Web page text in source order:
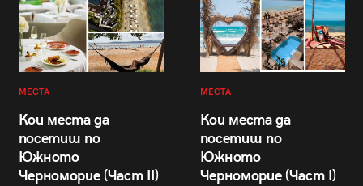
МЕСТА
Кои места да
посетиш по
Южното
Черноморие (Част II)
МЕСТА
Кои места да
посетиш по
Южното
Черноморие (Част I)